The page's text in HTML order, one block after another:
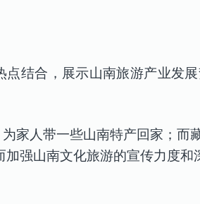
点结合，展示山南旅游产业发
家人带一些山南特产回家；而
强山南文化旅游的宣传力度和